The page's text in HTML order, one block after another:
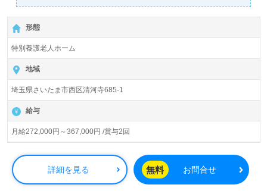
【月給272,000円～367,000円 /賞与2回】＊初任者研修以
上有資格者向け求人＊『西大宮駅』徒歩18分、お車通勤可
能です。
入居定員150名（従来型個室/多床室）『葵の園・大宮』葵
会グループ（グループ法人本部：千葉県柏市）/医療法人社
団葵会様の運営です。グループ全体14法人、従業員数
10,000人以上、全国137以上の事業所を展開。病院、大
学、専門学校、高齢者向け介護施設運営、ホテル事業等幅
広く国内の医療/福祉/介護業界に貢献されています。
◎『医療×介護×機能訓練』の3つの視点で、お一人おひと
りに最適な介護プランで寄り添いの介護支援を実現される
事業所様！◎
看護助手や介護職経験のある方をお迎えします。介護老人
形態
特別養護老人ホーム
地域
埼玉県さいたま市西区清河寺685-1
給与
月給272,000円～367,000円 /賞与2回
詳細を見る 無料 お問合せ